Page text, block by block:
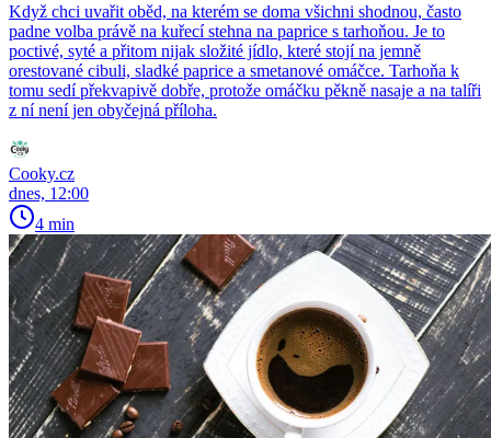
Když chci uvařit oběd, na kterém se doma všichni shodnou, často
padne volba právě na kuřecí stehna na paprice s tarhoňou. Je to
poctivé, syté a přitom nijak složité jídlo, které stojí na jemně
orestované cibuli, sladké paprice a smetanové omáčce. Tarhoňa k
tomu sedí překvapivě dobře, protože omáčku pěkně nasaje a na talíři
z ní není jen obyčejná příloha.
Cooky.cz
dnes, 12:00
4 min